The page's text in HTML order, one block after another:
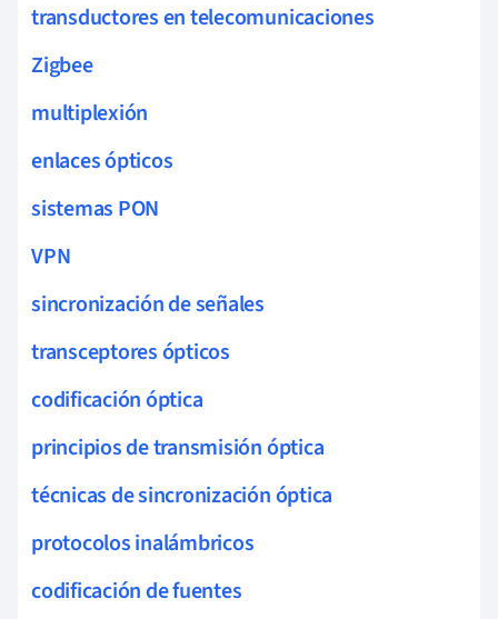
transductores en telecomunicaciones
Zigbee
multiplexión
enlaces ópticos
sistemas PON
VPN
sincronización de señales
transceptores ópticos
codificación óptica
principios de transmisión óptica
técnicas de sincronización óptica
protocolos inalámbricos
codificación de fuentes